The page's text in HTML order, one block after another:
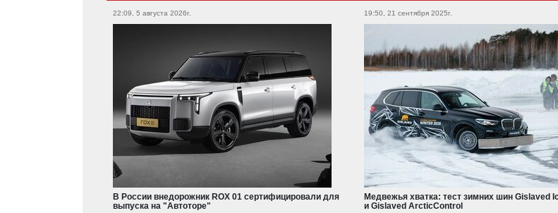
22:09, 5 августа 2026г.
В России внедорожник ROX 01 сертифицировали для
выпуска на "Автоторе"
19:50, 21 сентября 2025г.
Медвежья хватка: тест зимних шин Gislaved
и Gislaved ArcticControl